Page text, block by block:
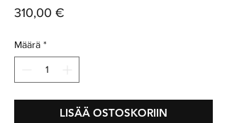
310,00 €
Määrä *
LISÄÄ OSTOSKORIIN